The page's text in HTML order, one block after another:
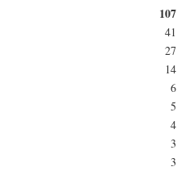
107
41
27
14
6
5
4
3
3